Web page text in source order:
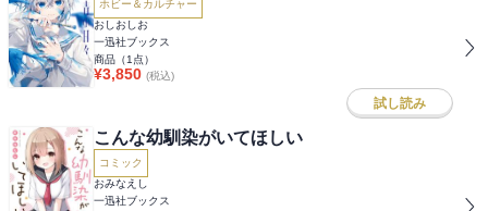
ホビー＆カルチャー
おしおしお
一迅社ブックス
商品（1 点）
¥3,850 (税込)
試し読み
こんな幼馴染がいてほしい
コミック
おみなえし
一迅社ブックス